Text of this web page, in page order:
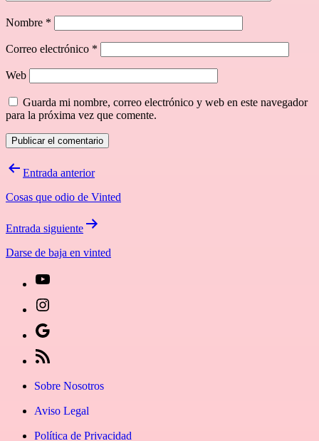
Nombre *
Correo electrónico *
Web
Guarda mi nombre, correo electrónico y web en este navegador
para la próxima vez que comente.
Navegación
entradas
Entrada anterior
Cosas que odio de Vinted
Entrada siguiente
Darse de baja en vinted
instagram»]
fa-
youtube»]
Google
News
icon
icon=»fa
fa-
Sobre Nosotros
Aviso Legal
Política de Privacidad